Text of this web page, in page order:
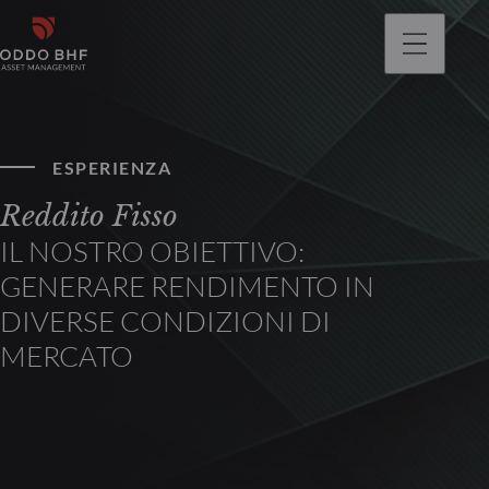
ESPERIENZA
Reddito Fisso
IL NOSTRO OBIETTIVO:
GENERARE RENDIMENTO IN
DIVERSE CONDIZIONI DI
MERCATO